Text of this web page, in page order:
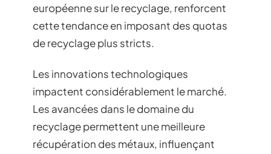
européenne sur le recyclage, renforcent
cette tendance en imposant des quotas
de recyclage plus stricts.
Les innovations technologiques
impactent considérablement le marché.
Les avancées dans le domaine du
recyclage permettent une meilleure
récupération des métaux, influençant